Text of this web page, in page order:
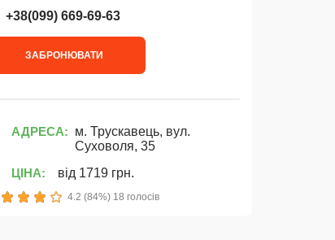
+38‎(099) 669-69-63
ЗАБРОНЮВАТИ
АДРЕСА: м. Трускавець, вул.
Суховоля, 35
ЦІНА:
від 1719 грн.
2 3 4 5 4.2 (84%) 18 голосів